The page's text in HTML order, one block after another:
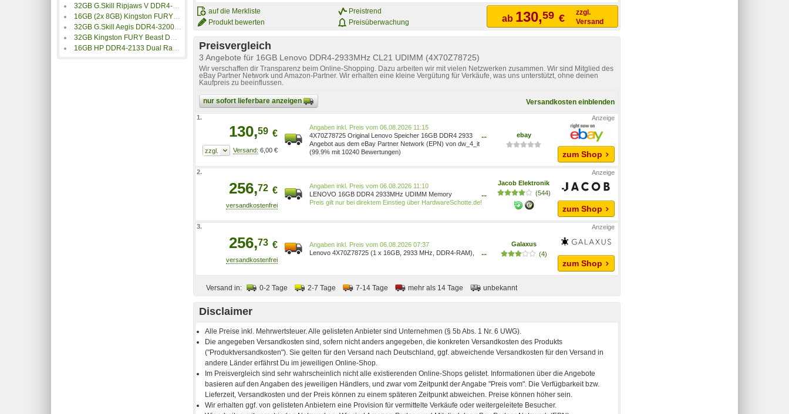
32GB G.Skill Ripjaws V DDR4-3600 Speicher
16GB (2x 8GB) Kingston FURY Beast RGB Black XMP DDR4-3200 CL16
32GB G.Skill Aegis DDR4-3200MHz CL16
32GB Kingston FURY Beast DDR4-3200 Speicher
16GB HP DDR4-2133 Dual Rank x4 CL15 Registered
auf die Merkliste
Produkt bewerten
Preistrend
Preisüberwachung
ab 130,59 €
zzgl.
Versand
Preisvergleich
3 Angebote für 16GB Lenovo DDR4-2933MHz CL21 UDIMM (4X70Z78725)
Wir verschaffen dir Transparenz beim Online-Shopping. Dazu arbeiten wir mit vielen Netzwerken zusammen. Wir sind Mitglied des
eBay Partner Network und Amazon-Partner. Wir erhalten eine kleine Vergütung für Verkäufe, was uns unterstützt, ohne deinen
Kaufpreis zu beeinflussen.
nur sofort lieferbare anzeigen Versandkosten einblenden
1.
130,59 €
6,00 €
Preis vom 06.08.2026 11:15
4X70Z78725 Original Lenovo Speicher 16GB DDR4 2933
ThinkStation ThinkCentre
...
Angebot aus dem eBay Partner Network (EPN) von dw_4_it
(99.9% mit 10240 Bewertungen)
ebay
zum Shop
2.
256,72 €
Preis vom 06.08.2026 11:10
LENOVO 16GB DDR4 2933MHz UDIMM Memory
(4X70Z78725)
...
Preis gilt nur bei direktem Einstieg über HardwareSchotte.de!
Jacob Elektronik
(544)
zum Shop
3.
256,73 €
Preis vom 06.08.2026 07:37
Lenovo 4X70Z78725 (1 x 16GB, 2933 MHz, DDR4-RAM),
...
Galaxus
(4)
zum Shop
Versand in: 0-2 Tage 2-7 Tage 7-14 Tage mehr als 14 Tage unbekannt
Disclaimer